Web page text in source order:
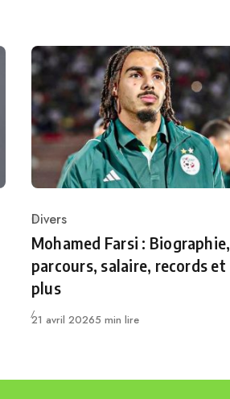
Category
Divers
Mohamed Farsi : Biographie,
parcours, salaire, records et
plus
Publié
21 avril 20265 min lire